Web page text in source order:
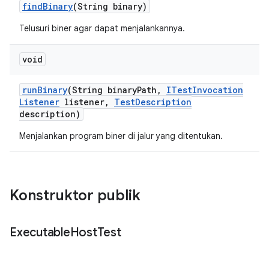
findBinary(String binary)
Telusuri biner agar dapat menjalankannya.
void
runBinary(String binaryPath , ITestInvocation
Listener listener, TestDescription
description)
Menjalankan program biner di jalur yang ditentukan.
Konstruktor publik
ExecutableHostTest